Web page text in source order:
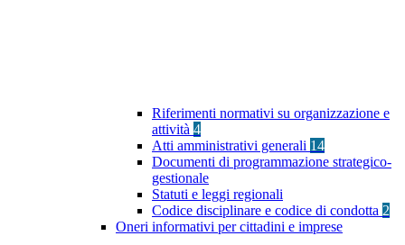
Riferimenti normativi su organizzazione e
attività 4
Atti amministrativi generali 14
Documenti di programmazione strategico-
gestionale
Statuti e leggi regionali
Codice disciplinare e codice di condotta 2
Oneri informativi per cittadini e imprese